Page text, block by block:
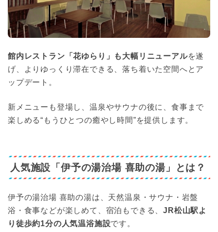
館内レストラン「花ゆらり」も大幅リニューアルを遂
げ、よりゆっくり滞在できる、落ち着いた空間へとア
ップデート。
新メニューも登場し、温泉やサウナの後に、食事まで
楽しめる“もうひとつの癒やし時間”を提供します。
人気施設「伊予の湯治場 喜助の湯」とは？
伊予の湯治場 喜助の湯は、天然温泉・サウナ・岩盤
浴・食事などが楽しめて、宿泊もできる、JR松山駅よ
り徒歩約1分の人気温浴施設です。